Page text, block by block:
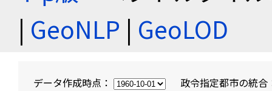
| GeoNLP | GeoLOD
データ作成時点： 政令指定都市の統